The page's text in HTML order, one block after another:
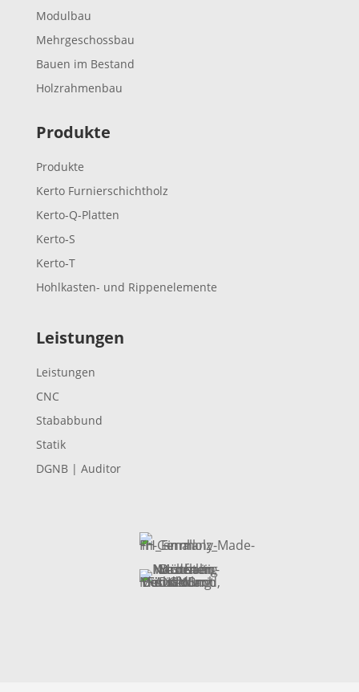
Modulbau
Mehr­ge­schossbau
Bauen im Bestand
Holz­rah­menbau
Produkte
Produkte
Kerto Furnier­schicht­holz
Kerto-Q-Platten
Kerto‑S
Kerto‑T
Hohl­­kasten- und Rippenelemente
Leistungen
Leis­tungen
CNC
Stabab­bund
Statik
DGNB | Auditor